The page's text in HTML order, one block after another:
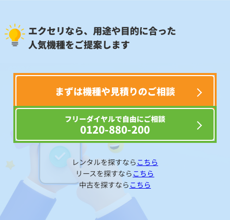
エクセリなら、用途や目的に合った
人気機種をご提案します
まずは機種や見積りのご相談
フリーダイヤルで自由にご相談
0120-880-200
レンタルを探すなら こちら
リースを探すなら こちら
中古を探すなら こちら